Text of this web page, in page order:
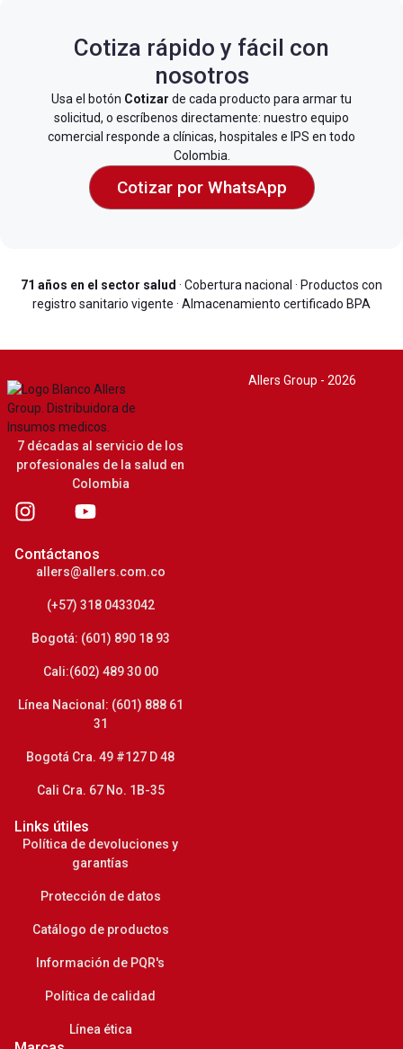
Cotiza rápido y fácil con
nosotros
Usa el botón Cotizar de cada producto para armar tu
solicitud, o escríbenos directamente: nuestro equipo
comercial responde a clínicas, hospitales e IPS en todo
Colombia.
Cotizar por WhatsApp
71 años en el sector salud · Cobertura nacional · Productos con
registro sanitario vigente · Almacenamiento certificado BPA
7 décadas al servicio de los
profesionales de la salud en
Colombia
Contáctanos
allers@allers.com.co
(+57) 318 0433042
Bogotá: (601) 890 18 93
Cali:(602) 489 30 00
Línea Nacional: (601) 888 61
31
Bogotá Cra. 49 #127 D 48
Cali Cra. 67 No. 1B-35
Links útiles
Política de devoluciones y
garantías
Protección de datos
Catálogo de productos
Información de PQR's
Política de calidad
Línea ética
Allers Group - 2026